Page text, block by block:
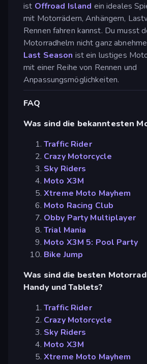
ist Offroad Island ein ideales
mit Motorrädern, Anhängern,
Rennen fahren kannst. Du musst
Motorradhelm nicht ganz
Last Season ist ein lustiges
mit einer Reihe von Rennen und
Anpassungsmöglichkeiten.
FAQ
Was sind die bekanntesten
Traffic Rider
Crazy Motorcycle
Sky Riders
Moto X3M
Xtreme Moto Mayhem
Moto Racing Club
Obby Party Multiplayer
Trial Mania
Moto X3M 5: Pool Party
Bike Jump
Was sind die besten
Handy und Tablets?
Traffic Rider
Crazy Motorcycle
Sky Riders
Moto X3M
Xtreme Moto Mayhem